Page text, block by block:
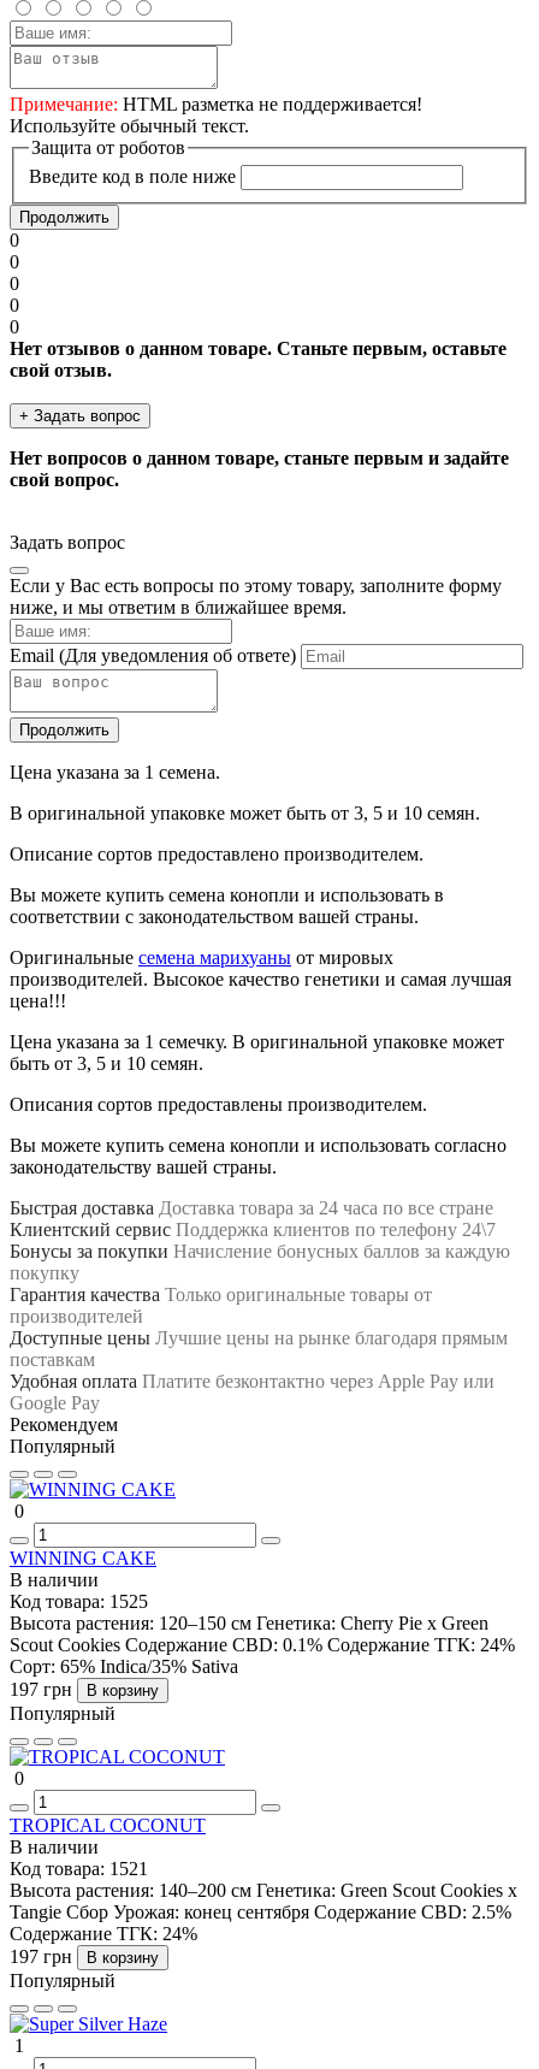
Примечание: HTML разметка не поддерживается!
Используйте обычный текст.
Защита от роботов
Введите код в поле ниже
Продолжить
0
0
0
0
0
Нет отзывов о данном товаре. Станьте первым, оставьте
свой отзыв.
+ Задать вопрос
Нет вопросов о данном товаре, станьте первым и задайте
свой вопрос.
Задать вопрос
Если у Вас есть вопросы по этому товару, заполните форму
ниже, и мы ответим в ближайшее время.
Email (Для уведомления об ответе)
Продолжить
Цена указана за 1 семена.
В оригинальной упаковке может быть от 3, 5 и 10 семян.
Описание сортов предоставлено производителем.
Вы можете купить семена конопли и использовать в
соответствии с законодательством вашей страны.
Оригинальные семена марихуаны от мировых
производителей. Высокое качество генетики и самая лучшая
цена!!!
Цена указана за 1 семечку. В оригинальной упаковке может
быть от 3, 5 и 10 семян.
Описания сортов предоставлены производителем.
Вы можете купить семена конопли и использовать согласно
законодательству вашей страны.
Быстрая доставка Доставка товара за 24 часа по все стране
Клиентский сервис Поддержка клиентов по телефону 24\7
Бонусы за покупки Начисление бонусных баллов за каждую
покупку
Гарантия качества Только оригинальные товары от
производителей
Доступные цены Лучшие цены на рынке благодаря прямым
поставкам
Удобная оплата Платите безконтактно через Apple Pay или
Google Pay
Рекомендуем
Популярный
0
WINNING CAKE
В наличии
Код товара: 1525
Высота растения: 120–150 см Генетика: Cherry Pie x Green
Scout Cookies Содержание CBD: 0.1% Содержание ТГК: 24%
Сорт: 65% Indica/35% Sativa
197 грн
В корзину
Популярный
0
TROPICAL COCONUT
В наличии
Код товара: 1521
Высота растения: 140–200 см Генетика: Green Scout Cookies x
Tangie Сбор Урожая: конец сентября Содержание CBD: 2.5%
Содержание ТГК: 24%
197 грн
В корзину
Популярный
1